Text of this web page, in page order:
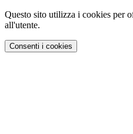
Questo sito utilizza i cookies per
all'utente.
Consenti i cookies